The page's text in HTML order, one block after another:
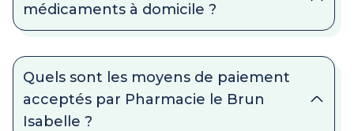
médicaments à domicile ?
Quels sont les moyens de paiement
acceptés par Pharmacie le Brun
Isabelle ?